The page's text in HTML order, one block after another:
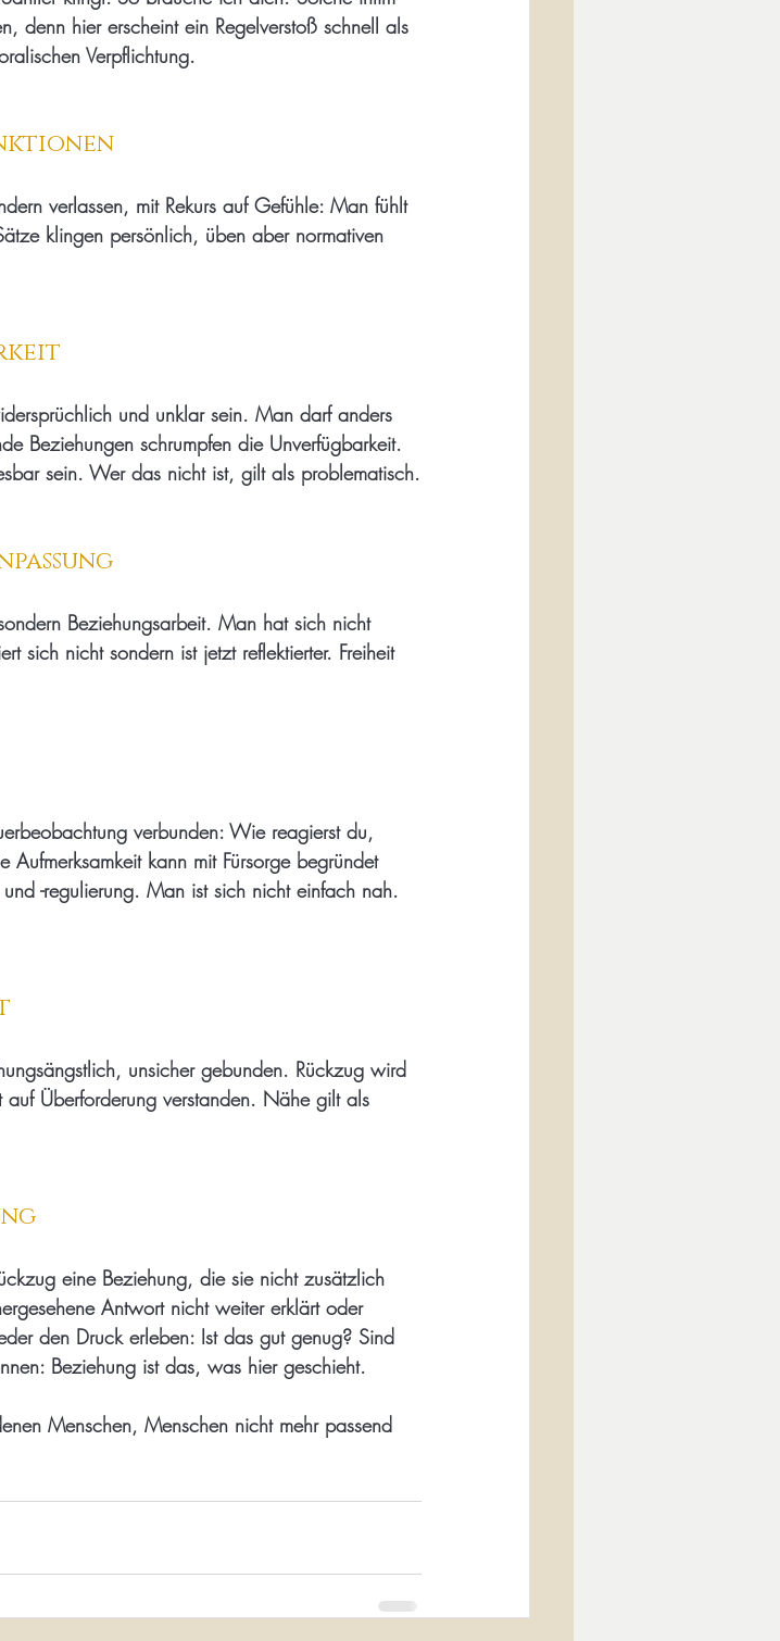
denn hier erscheint ein Regelverstoß schnell als
Verpflichtung.
verlassen, mit Rekurs auf Gefühle: Man fühlt
klingen persönlich, üben aber normativen
und unklar sein. Man darf anders
Beziehungen schrumpfen die Unverfügbarkeit.
sein. Wer das nicht ist, gilt als problematisch.
Beziehungsarbeit. Man hat sich nicht
sich nicht sondern ist jetzt reflektierter. Freiheit
verbunden: Wie reagierst du,
kann mit Fürsorge begründet
-regulierung. Man ist sich nicht einfach nah.
unsicher gebunden. Rückzug wird
Überforderung verstanden. Nähe gilt als
eine Beziehung, die sie nicht zusätzlich
Antwort nicht weiter erklärt oder
den Druck erleben: Ist das gut genug? Sind
Beziehung ist das, was hier geschieht.
Menschen, Menschen nicht mehr passend